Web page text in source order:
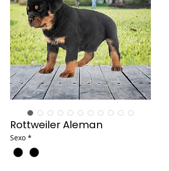
Rottweiler Aleman
Sexo *